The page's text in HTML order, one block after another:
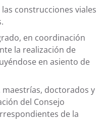
construcciones viales
en coordinación
la realización de
en asiento de
doctorados y
del Consejo
de la